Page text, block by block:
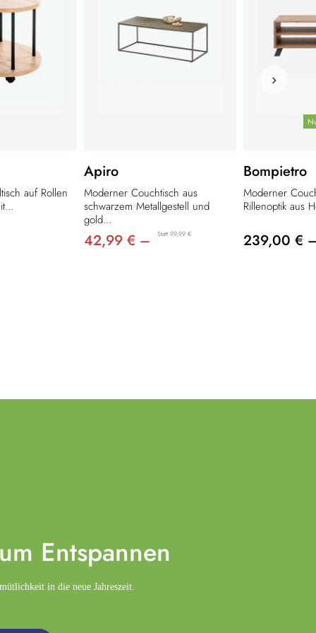
auf Rollen
Apiro
Moderner Couchtisch aus
schwarzem Metallgestell und
gold...
42,99 € – Statt 99,99 €
Bompietro
Moderner
Rillenoptik aus
239,00 €
Entspannen
in die neue Jahreszeit.